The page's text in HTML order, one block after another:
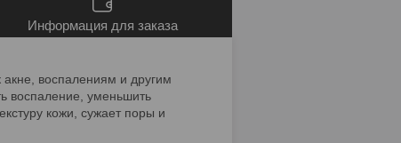
Информация для заказа
воспалениям и другим
воспаление, уменьшить
кожи, сужает поры и